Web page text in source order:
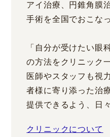
アイ治療、円錐角膜
手術を全国でおこな
「自分が受けたい眼
の方法をクリニック
医師やスタッフも視
者様に寄り添った治
提供できるよう、日
クリニックについて